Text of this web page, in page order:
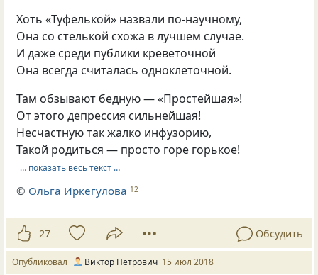
Хоть «Туфелькой» назвали по-научному,
Она со стелькой схожа в лучшем случае.
И даже среди публики креветочной
Она всегда считалась одноклеточной.
Там обзывают бедную — «Простейшая»!
От этого депрессия сильнейшая!
Несчастную так жалко инфузорию,
Такой родиться — просто горе горькое!
… показать весь текст …
© Ольга Иркегулова 12
27 Обсудить
Опубликовал Виктор Петрович 15 июл 2018